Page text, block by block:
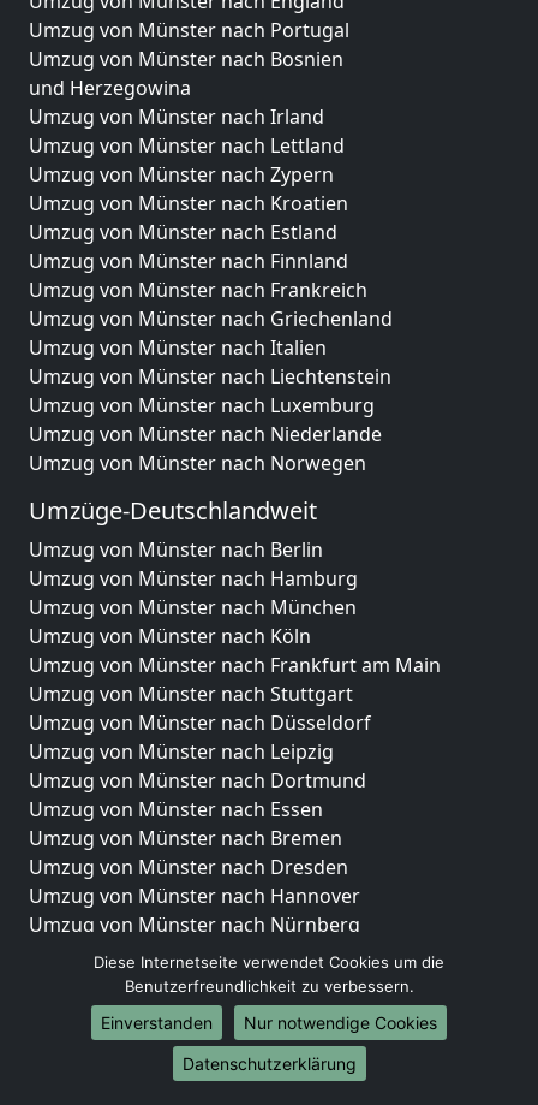
Umzug von Münster nach Portugal
Umzug von Münster nach Bosnien
und Herzegowina
Umzug von Münster nach Irland
Umzug von Münster nach Lettland
Umzug von Münster nach Zypern
Umzug von Münster nach Kroatien
Umzug von Münster nach Estland
Umzug von Münster nach Finnland
Umzug von Münster nach Frankreich
Umzug von Münster nach Griechenland
Umzug von Münster nach Italien
Umzug von Münster nach Liechtenstein
Umzug von Münster nach Luxemburg
Umzug von Münster nach Niederlande
Umzug von Münster nach Norwegen
Umzüge-Deutschlandweit
Umzug von Münster nach Berlin
Umzug von Münster nach Hamburg
Umzug von Münster nach München
Umzug von Münster nach Köln
Umzug von Münster nach Frankfurt am Main
Umzug von Münster nach Stuttgart
Umzug von Münster nach Düsseldorf
Umzug von Münster nach Leipzig
Umzug von Münster nach Dortmund
Umzug von Münster nach Essen
Umzug von Münster nach Bremen
Umzug von Münster nach Dresden
Umzug von Münster nach Hannover
Umzug von Münster nach Nürnberg
Umzug von Münster nach Duisburg
Umzug von Münster nach Bochum
Umzug von Münster nach Wuppertal
Umzug von Münster nach Bielefeld
Umzug von Münster nach Bonn
Diese Internetseite verwendet Cookies um die
Benutzerfreundlichkeit zu verbessern.
Einverstanden
Nur notwendige Cookies
Datenschutzerklärung